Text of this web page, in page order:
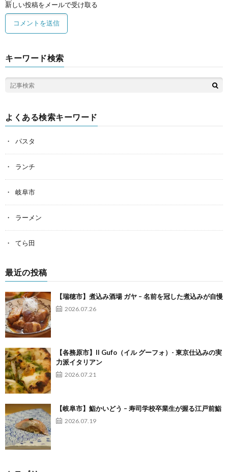
新しい投稿をメールで受け取る
キーワード検索
よくある検索キーワード
パスタ
ランチ
岐阜市
ラーメン
てら田
最近の投稿
【瑞穂市】煮込み酒場 ガヤ – 名前を冠した煮込みが自慢
2026.07.26
【各務原市】Il Gufo（イル グーフォ）- 東京仕込みの実
力派イタリアン
2026.07.21
【岐阜市】鮨かいどう – 寿司学校卒業生が握る江戸前鮨
2026.07.19